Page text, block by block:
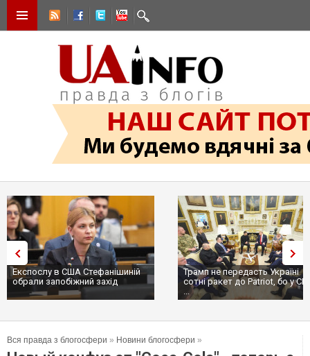
Експослу в США Стефанішиній
обрали запобіжний захід
Трамп не передасть Україні
сотні ракет до Patriot, бо у
...
Вся правда з блогосфери » Новини блогосфери »